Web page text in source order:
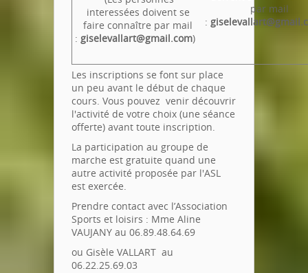
interessées doivent se
faire connaître par mail
: giselevallart@gmail.com)
par mail
:
Les inscriptions se font sur place
un peu avant le début de chaque
cours. Vous pouvez venir découvrir
l'activité de votre choix (une séance
offerte) avant toute inscription.
La participation au groupe de
marche est gratuite quand une
autre activité proposée par l'ASL
est exercée.
Prendre contact avec l’Association
Sports et loisirs : Mme Aline
VAUJANY au 06.89.48.64.69
ou Gisèle VALLART au
06.22.25.69.03